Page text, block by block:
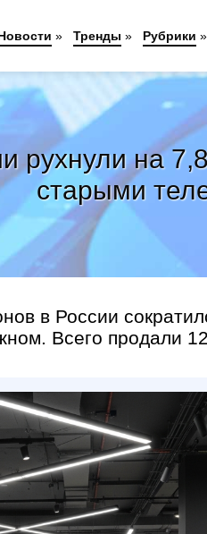
на
старыми
в России
Всего продали
» Тренды » Рубрики »